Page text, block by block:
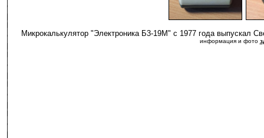
Микрокалькулятор "Электроника Б3-19М" с 1977 года выпускал
информация и фото